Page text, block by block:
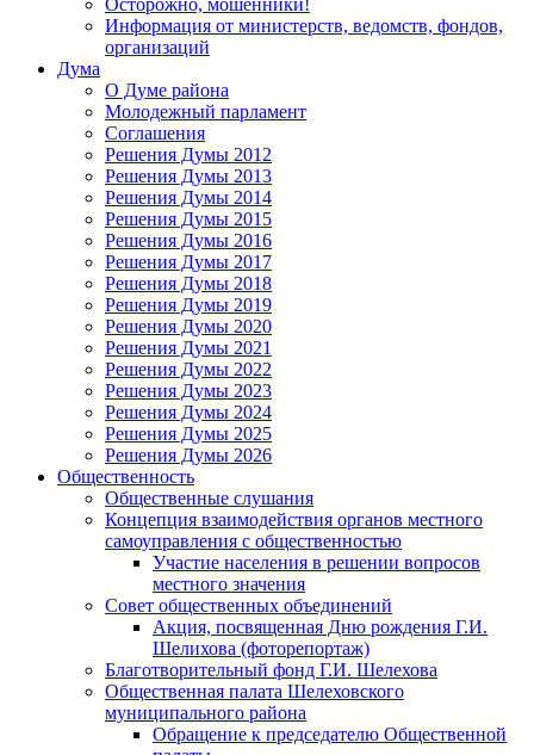
Информация от министерств, ведомств, фондов,
организаций
Дума
О Думе района
Молодежный парламент
Соглашения
Решения Думы 2012
Решения Думы 2013
Решения Думы 2014
Решения Думы 2015
Решения Думы 2016
Решения Думы 2017
Решения Думы 2018
Решения Думы 2019
Решения Думы 2020
Решения Думы 2021
Решения Думы 2022
Решения Думы 2023
Решения Думы 2024
Решения Думы 2025
Решения Думы 2026
Общественность
Общественные слушания
Концепция взаимодействия органов местного
самоуправления с общественностью
Участие населения в решении вопросов
местного значения
Совет общественных объединений
Акция, посвященная Дню рождения Г.И.
Шелихова (фоторепортаж)
Благотворительный фонд Г.И. Шелехова
Общественная палата Шелеховского
муниципального района
Обращение к председателю Общественной